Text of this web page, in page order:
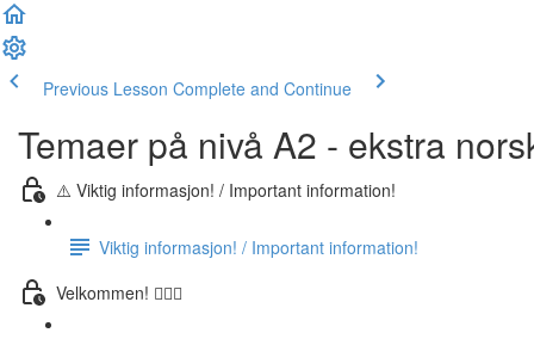
Previous Lesson Complete and Continue
Temaer på nivå A2 - ekstra
⚠️ Viktig informasjon! / Important information!
Viktig informasjon! / Important information!
Velkommen! 🙋🏼‍♂️